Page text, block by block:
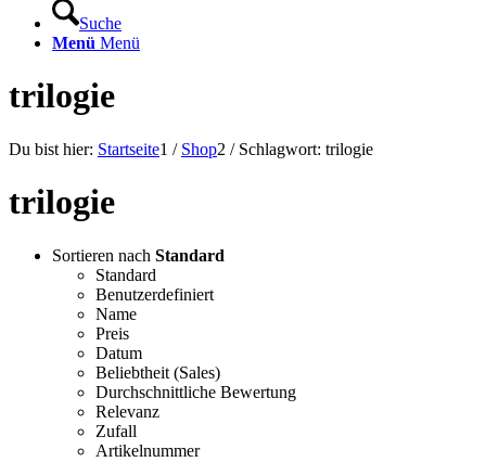
Suche
Menü Menü
trilogie
Du bist hier: Startseite1 / Shop2 / Schlagwort: trilogie
trilogie
Sortieren nach Standard
Standard
Benutzerdefiniert
Name
Preis
Datum
Beliebtheit (Sales)
Durchschnittliche Bewertung
Relevanz
Zufall
Artikelnummer